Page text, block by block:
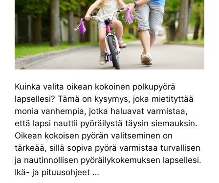
Kuinka valita oikean kokoinen polkupyörä
lapsellesi? Tämä on kysymys, joka mietityttää
monia vanhempia, jotka haluavat varmistaa,
että lapsi nauttii pyöräilystä täysin siemauksin.
Oikean kokoisen pyörän valitseminen on
tärkeää, sillä sopiva pyörä varmistaa turvallisen
ja nautinnollisen pyöräilykokemuksen lapsellesi.
Ikä- ja pituusohjeet …